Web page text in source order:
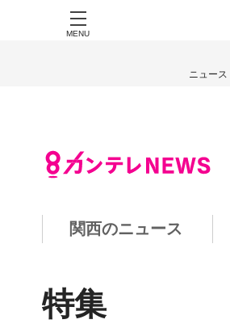
MENU
ニュース
関西のニュース
特集